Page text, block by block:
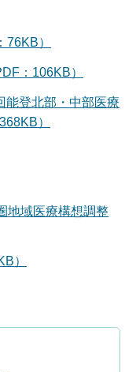
76KB）
：106KB）
登北部・中部医療
）
地域医療構想調整
）